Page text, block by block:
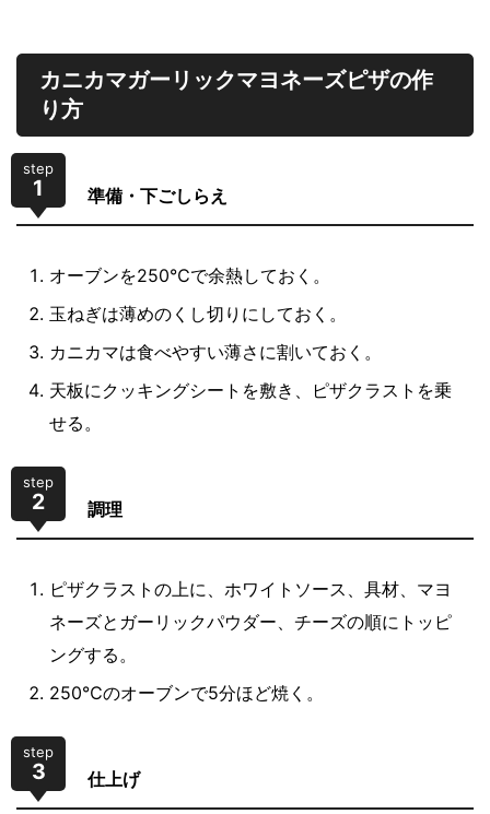
カニカマガーリックマヨネーズピザの作
り方
step
1 準備・下ごしらえ
オーブンを250℃で余熱しておく。
玉ねぎは薄めのくし切りにしておく。
カニカマは食べやすい薄さに割いておく。
天板にクッキングシートを敷き、ピザクラストを乗
せる。
step
2 調理
ピザクラストの上に、ホワイトソース、具材、マヨ
ネーズとガーリックパウダー、チーズの順にトッピ
ングする。
250℃のオーブンで5分ほど焼く。
step
3 仕上げ